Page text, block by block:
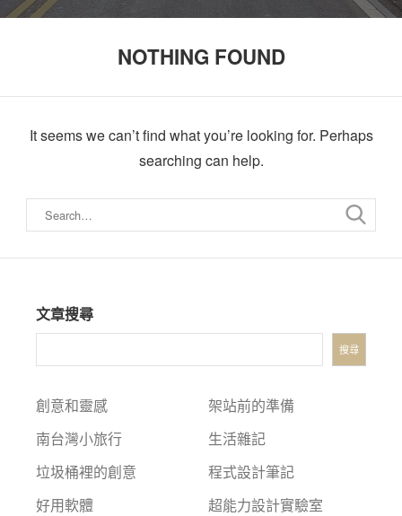
NOTHING FOUND
It seems we can’t find what you’re looking for. Perhaps
searching can help.
文章搜尋
搜尋
創意和靈感
南台灣小旅行
垃圾桶裡的創意
好用軟體
架站前的準備
生活雜記
程式設計筆記
超能力設計實驗室